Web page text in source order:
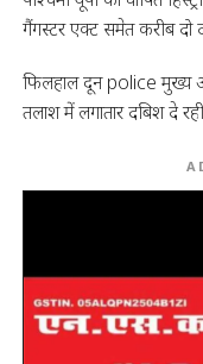
गैंगस्टर एक्ट समेत करीब दो
फिलहाल दून police मुख्य
तलाश में लगातार दबिश दे